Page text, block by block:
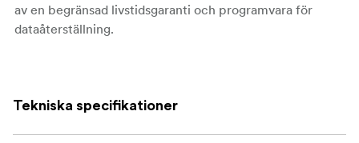
av en begränsad livstidsgaranti och programvara för
dataåterställning.
Tekniska specifikationer